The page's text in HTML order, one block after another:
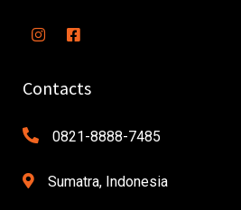
Contacts
0821-8888-7485
Sumatra, Indonesia